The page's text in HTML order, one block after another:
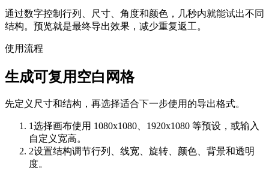
通过数字控制行列、尺寸、角度和颜色，几秒内就能试出不同
结构。预览就是最终导出效果，减少重复返工。
使用流程
生成可复用空白网格
先定义尺寸和结构，再选择适合下一步使用的导出格式。
1选择画布使用 1080x1080、1920x1080 等预设，或输入
自定义宽高。
2设置结构调节行列、线宽、旋转、颜色、背景和透明
度。